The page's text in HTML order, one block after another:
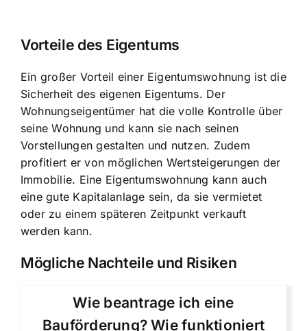
Vorteile des Eigentums
Ein großer Vorteil einer Eigentumswohnung ist die
Sicherheit des eigenen Eigentums. Der
Wohnungseigentümer hat die volle Kontrolle über
seine Wohnung und kann sie nach seinen
Vorstellungen gestalten und nutzen. Zudem
profitiert er von möglichen Wertsteigerungen der
Immobilie. Eine Eigentumswohnung kann auch
eine gute Kapitalanlage sein, da sie vermietet
oder zu einem späteren Zeitpunkt verkauft
werden kann.
Mögliche Nachteile und Risiken
Wie beantrage ich eine
Bauförderung? Wie funktioniert